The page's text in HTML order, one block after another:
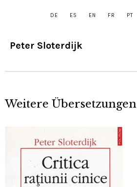
DE ES EN FR PT
Peter Sloterdijk
Weitere Übersetzungen